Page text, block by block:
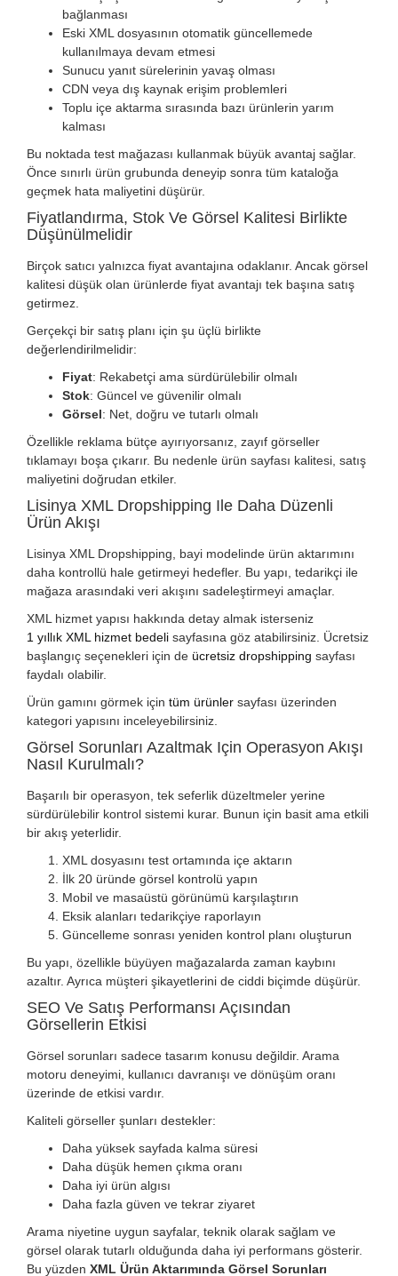
bağlanması
Eski XML dosyasının otomatik güncellemede
kullanılmaya devam etmesi
Sunucu yanıt sürelerinin yavaş olması
CDN veya dış kaynak erişim problemleri
Toplu içe aktarma sırasında bazı ürünlerin yarım
kalması
Bu noktada test mağazası kullanmak büyük avantaj sağlar.
Önce sınırlı ürün grubunda deneyip sonra tüm kataloğa
geçmek hata maliyetini düşürür.
Fiyatlandırma, Stok Ve Görsel Kalitesi Birlikte
Düşünülmelidir
Birçok satıcı yalnızca fiyat avantajına odaklanır. Ancak görsel
kalitesi düşük olan ürünlerde fiyat avantajı tek başına satış
getirmez.
Gerçekçi bir satış planı için şu üçlü birlikte
değerlendirilmelidir:
Fiyat: Rekabetçi ama sürdürülebilir olmalı
Stok: Güncel ve güvenilir olmalı
Görsel: Net, doğru ve tutarlı olmalı
Özellikle reklama bütçe ayırıyorsanız, zayıf görseller
tıklamayı boşa çıkarır. Bu nedenle ürün sayfası kalitesi, satış
maliyetini doğrudan etkiler.
Lisinya XML Dropshipping Ile Daha Düzenli
Ürün Akışı
Lisinya XML Dropshipping, bayi modelinde ürün aktarımını
daha kontrollü hale getirmeyi hedefler. Bu yapı, tedarikçi ile
mağaza arasındaki veri akışını sadeleştirmeyi amaçlar.
XML hizmet yapısı hakkında detay almak isterseniz
1 yıllık XML hizmet bedeli sayfasına göz atabilirsiniz. Ücretsiz
başlangıç seçenekleri için de ücretsiz dropshipping sayfası
faydalı olabilir.
Ürün gamını görmek için tüm ürünler sayfası üzerinden
kategori yapısını inceleyebilirsiniz.
Görsel Sorunları Azaltmak Için Operasyon Akışı
Nasıl Kurulmalı?
Başarılı bir operasyon, tek seferlik düzeltmeler yerine
sürdürülebilir kontrol sistemi kurar. Bunun için basit ama etkili
bir akış yeterlidir.
XML dosyasını test ortamında içe aktarın
İlk 20 üründe görsel kontrolü yapın
Mobil ve masaüstü görünümü karşılaştırın
Eksik alanları tedarikçiye raporlayın
Güncelleme sonrası yeniden kontrol planı oluşturun
Bu yapı, özellikle büyüyen mağazalarda zaman kaybını
azaltır. Ayrıca müşteri şikayetlerini de ciddi biçimde düşürür.
SEO Ve Satış Performansı Açısından
Görsellerin Etkisi
Görsel sorunları sadece tasarım konusu değildir. Arama
motoru deneyimi, kullanıcı davranışı ve dönüşüm oranı
üzerinde de etkisi vardır.
Kaliteli görseller şunları destekler:
Daha yüksek sayfada kalma süresi
Daha düşük hemen çıkma oranı
Daha iyi ürün algısı
Daha fazla güven ve tekrar ziyaret
Arama niyetine uygun sayfalar, teknik olarak sağlam ve
görsel olarak tutarlı olduğunda daha iyi performans gösterir.
Bu yüzden XML Ürün Aktarımında Görsel Sorunları